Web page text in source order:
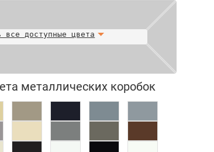
все доступные цвета
металлических коробок